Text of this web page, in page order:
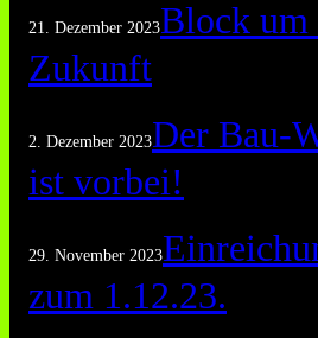
21. Dezember 2023Block
Zukunft
2. Dezember 2023Der Bau-
ist vorbei!
29. November 2023
zum 1.12.23.